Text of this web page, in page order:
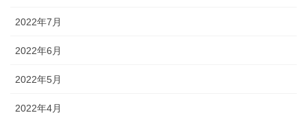
2022年7月
2022年6月
2022年5月
2022年4月